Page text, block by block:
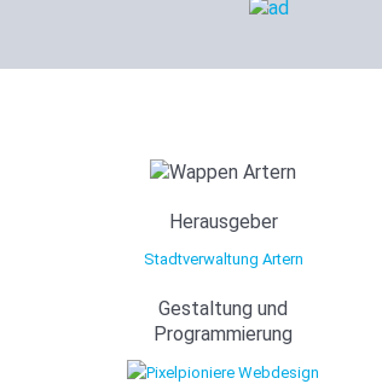
Herausgeber
Stadtverwaltung Artern
Gestaltung und
Programmierung
Webdesign